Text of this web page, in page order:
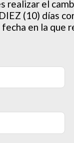
realizar el
(10) días
fecha en la que